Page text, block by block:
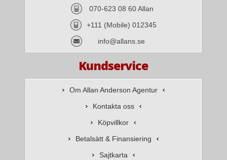
070-623 08 60 Allan
+111 (Mobile) 012345
info@allans.se
Kundservice
Om Allan Anderson Agentur
Kontakta oss
Köpvillkor
Betalsätt & Finansiering
Sajtkarta